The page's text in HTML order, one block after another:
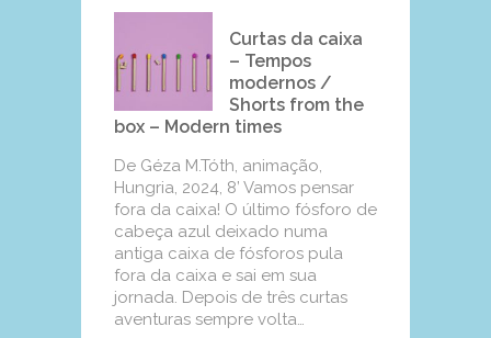
Curtas da caixa
– Tempos
modernos /
Shorts from the
box – Modern times
De Géza M.Tóth, animação,
Hungria, 2024, 8’ Vamos pensar
fora da caixa! O último fósforo de
cabeça azul deixado numa
antiga caixa de fósforos pula
fora da caixa e sai em sua
jornada. Depois de três curtas
aventuras sempre volta…